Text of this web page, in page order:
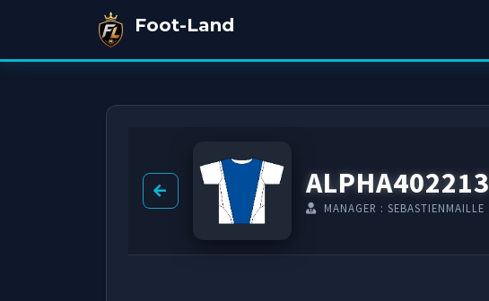
Foot-Land
ALPHA402213
MANAGER : SEBASTIENMAILLE